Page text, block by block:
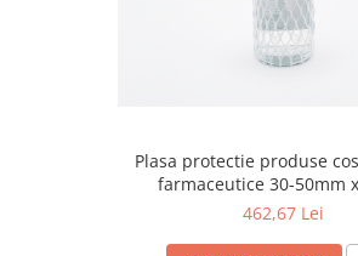
Plasa protectie produse
farmaceutice 30-50mm
462,67 Lei